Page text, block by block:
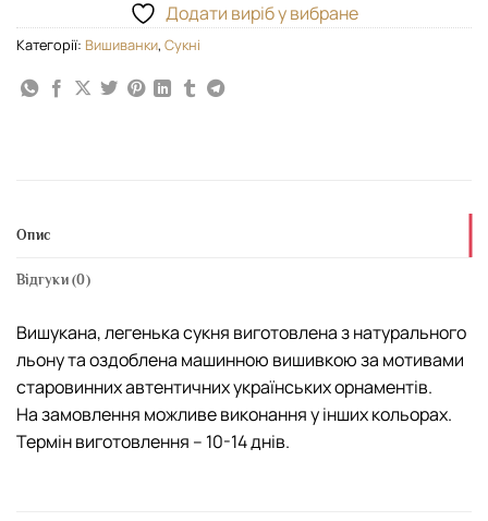
Додати виріб у вибране
Категорії: Вишиванки, Сукні
Опис
Відгуки (0)
Вишукана, легенька сукня виготовлена з натурального
льону та оздоблена машинною вишивкою за мотивами
старовинних автентичних українських орнаментів.
На замовлення можливе виконання у інших кольорах.
Термін виготовлення – 10-14 днів.